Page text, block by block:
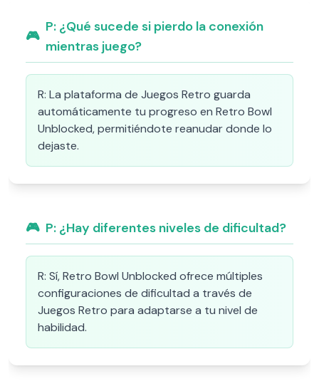
🎮
P: ¿Qué sucede si pierdo la conexión
mientras juego?
R: La plataforma de Juegos Retro guarda
automáticamente tu progreso en Retro Bowl
Unblocked, permitiéndote reanudar donde lo
dejaste.
🎮 P: ¿Hay diferentes niveles de dificultad?
R: Sí, Retro Bowl Unblocked ofrece múltiples
configuraciones de dificultad a través de
Juegos Retro para adaptarse a tu nivel de
habilidad.